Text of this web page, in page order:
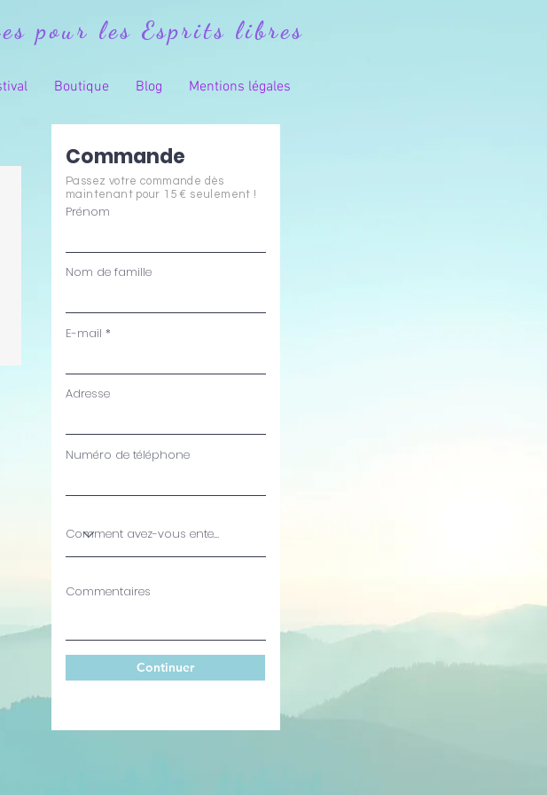
pour les Esprits libres
Boutique Blog Mentions légales
Commande
Passez votre commande dès
maintenant pour 15 € seulement !
Prénom
Nom de famille
E-mail
Adresse
Numéro de téléphone
Commentaires
Continuer